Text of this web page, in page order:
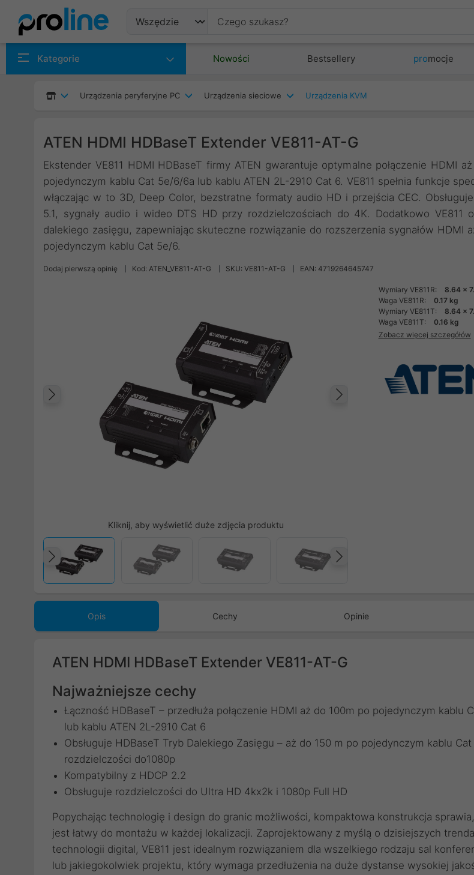
Kategorie Nowości Bestsellery promocje
Urządzenia peryferyjne PC Urządzenia sieciowe Urządzenia KVM
ATEN HDMI HDBaseT Extender VE811-AT-G
Ekstender VE811 HDMI HDBaseT firmy ATEN gwarantuje optymalne połączenie HDMI
pojedynczym kablu Cat 5e/6/6a lub kablu ATEN 2L-2910 Cat 6. VE811 spełnia funkcje
włączając w to 3D, Deep Color, bezstratne formaty audio HD i przejścia CEC.
5.1, sygnały audio i wideo DTS HD przy rozdzielczościach do 4K. Dodatkowo VE811
dalekiego zasięgu, zapewniając skuteczne rozwiązanie do rozszerzenia sygnałów HDMI
pojedynczym kablu Cat 5e/6.
Dodaj pierwszą opinię Kod: ATEN_VE811-AT-G SKU: VE811-AT-G EAN: 4719264645747
Poprzedni
Kliknij, aby wyświetlić duże zdjęcia produktu
Poprzedni
Wymiary VE811R:
8.64 x
Waga VE811R:
0.17 kg
Wymiary VE811T:
8.64 x
Waga VE811T:
0.16 kg
Zobacz więcej szczegółów
Opis Cechy Opinie
ATEN HDMI HDBaseT Extender VE811-AT-G
Najważniejsze cechy
Łączność HDBaseT – przedłuża połączenie HDMI aż do 100m po pojedynczym kablu
lub kablu ATEN 2L-2910 Cat 6
Obsługuje HDBaseT Tryb Dalekiego Zasięgu – aż do 150 m po pojedynczym kablu
rozdzielczości do1080p
Kompatybilny z HDCP 2.2
Obsługuje rozdzielczości do Ultra HD 4kx2k i 1080p Full HD
Popychając technologię i design do granic możliwości, kompaktowa konstrukcja sprawia,
jest łatwy do montażu w każdej lokalizacji. Zaprojektowany z myślą o dzisiejszych
technologii digital, VE811 jest idealnym rozwiązaniem dla wszelkiego rodzaju sal
lub jakiegokolwiek projektu, który wymaga przedłużenia na duże dystanse wysokiej